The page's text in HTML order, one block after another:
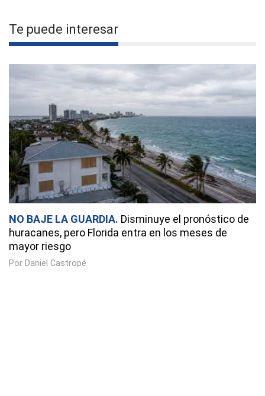
Te puede interesar
NO BAJE LA GUARDIA Disminuye el pronóstico de
huracanes, pero Florida entra en los meses de
mayor riesgo
Por Daniel Castropé